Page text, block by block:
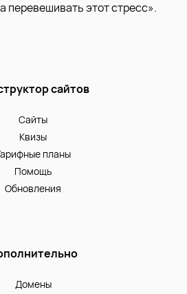
перевешивать этот стресс».
сайтов
Сайты
Квизы
планы
Помощь
Обновления
Домены